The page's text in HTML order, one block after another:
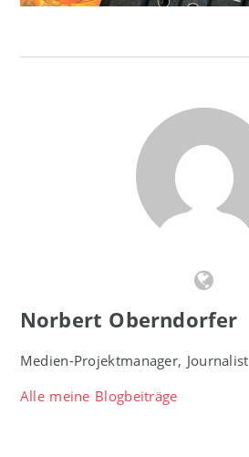
Norbert Oberndorfer
Medien-Projektmanager, Journalist
Alle meine Blogbeiträge